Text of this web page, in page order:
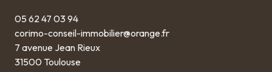
05 62 47 03 94
corimo-conseil-immobilier@orange.fr
7 avenue Jean Rieux
31500 Toulouse